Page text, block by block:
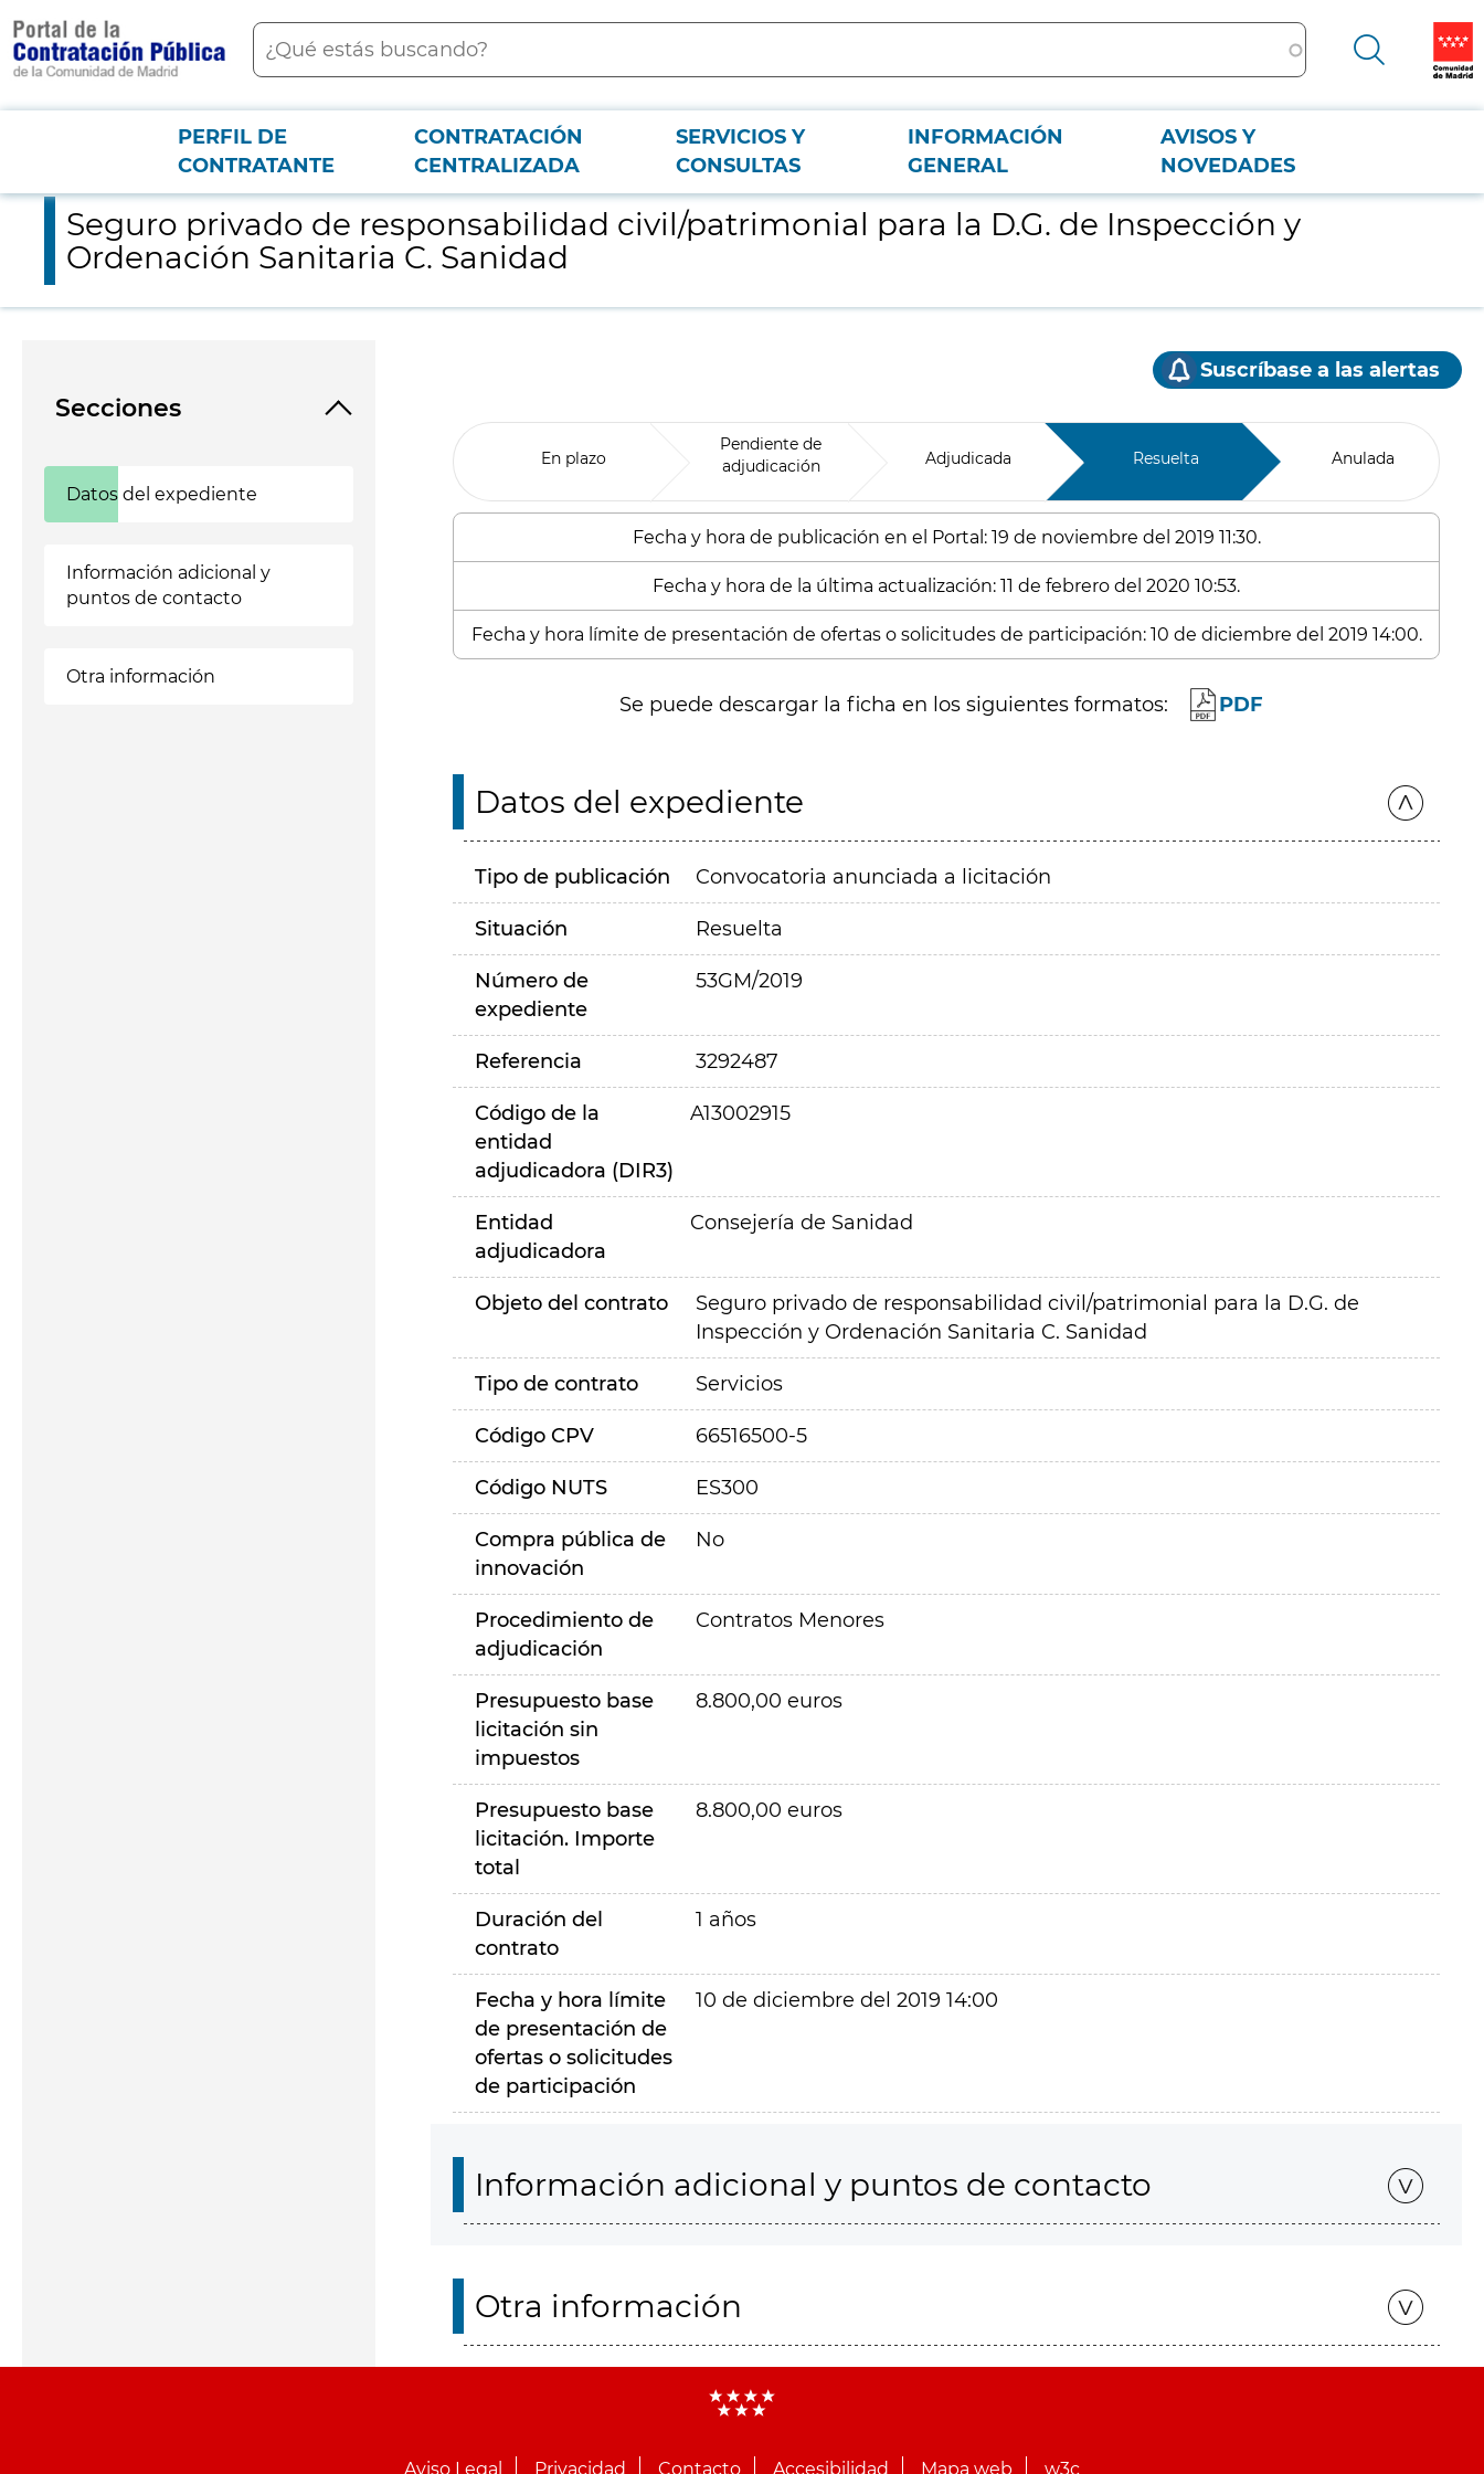
contenido
principal
Buscar
Menú PCON
PERFIL DE
CONTRATANTE
CONTRATACIÓN
CENTRALIZADA
SERVICIOS Y
CONSULTAS
INFORMACIÓN
GENERAL
AVISOS Y
NOVEDADES
Seguro privado de responsabilidad civil/patrimonial para la D.G. de Inspección y Ordenación Sanitaria C. Sanidad
Seguro privado de responsabilidad civil/patrimonial para la D.G. de Inspección y
Ordenación Sanitaria C. Sanidad
Secciones
Datos del expediente
Información adicional y
puntos de contacto
Otra información
Suscríbase a las alertas
En plazo
Pendiente de
adjudicación
Adjudicada Resuelta Anulada
Fecha y hora de publicación en el Portal: 19 de noviembre del 2019 11:30.
Fecha y hora de la última actualización: 11 de febrero del 2020 10:53.
Fecha y hora límite de presentación de ofertas o solicitudes de participación: 10 de diciembre del 2019 14:00.
Se puede descargar la ficha en los siguientes formatos: PDF
Datos del expediente
Tipo de publicación Convocatoria anunciada a licitación
Situación Resuelta
Número de
expediente
53GM/2019
Referencia 3292487
Código de la
entidad
adjudicadora (DIR3)
A13002915
Entidad
adjudicadora
Consejería de Sanidad
Objeto del contrato
Seguro privado de responsabilidad civil/patrimonial para la D.G. de
Inspección y Ordenación Sanitaria C. Sanidad
Tipo de contrato Servicios
Código CPV 66516500-5
Código NUTS ES300
Compra pública de
innovación
No
Procedimiento de
adjudicación
Contratos Menores
Presupuesto base
licitación sin
impuestos
8.800,00 euros
Presupuesto base
licitación. Importe
total
8.800,00 euros
Duración del
contrato
1 años
Fecha y hora límite
de presentación de
ofertas o solicitudes
de participación
10 de diciembre del 2019 14:00
Información adicional y puntos de contacto
Otra información
Aviso Legal Privacidad Contacto Accesibilidad Mapa web w3c